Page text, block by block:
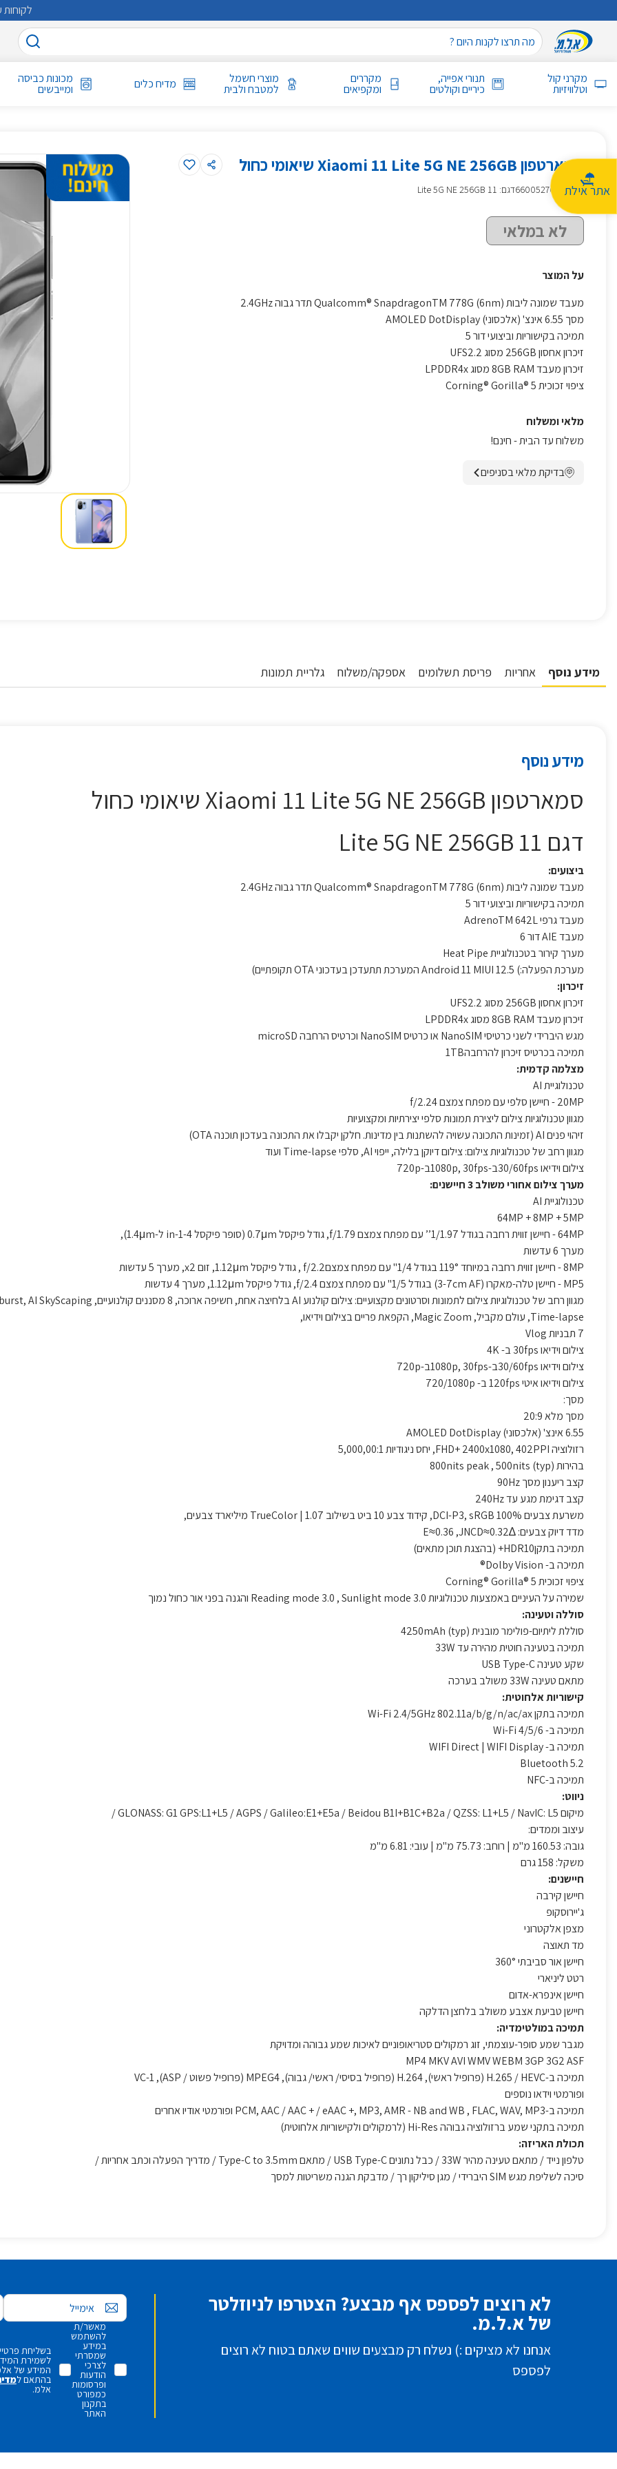
אתר אילת
לקוחות
מקרני קול
וטלוויזיות
תנורי אפייה,
כיריים וקולטים
מקררים
ומקפיאים
מוצרי חשמל
למטבח ולבית מדיח כלים מכונות כביסה
ומייבשים
סמארטפון Xiaomi 11 Lite 5G NE 256GB שיאומי כחול
מק״ט 660052766דגם: 11 Lite 5G NE 256GB
לא במלאי
על המוצר
מעבד שמונה ליבות Qualcomm® SnapdragonTM 778G (6nm) תדר גבוה 2.4GHz
מסך 6.55 אינצ' (אלכסוני) AMOLED DotDisplay
תמיכה בקישוריות וביצועי דור 5
זיכרון אחסון 256GB מסוג UFS2.2
זיכרון מעבד 8GB RAM מסוג LPDDR4x
ציפוי זכוכית Corning® Gorilla® 5
מלאי ומשלוח
משלוח עד הבית - חינם!
בדיקת מלאי בסניפים
מידע נוסף אחריות פריסת תשלומים אספקה/משלוח גלריית תמונות
מידע נוסף
סמארטפון Xiaomi 11 Lite 5G NE 256GB שיאומי כחול
דגם 11 Lite 5G NE 256GB
ביצועים:
מעבד שמונה ליבות Qualcomm® SnapdragonTM 778G (6nm) תדר גבוה 2.4GHz
תמיכה בקישוריות וביצועי דור 5
מעבד גרפי AdrenoTM 642L
מעבד AIE דור 6
מערך קירור בטכנולוגיית Heat Pipe
מערכת הפעלה:) Android 11 MIUI 12.5 המערכת תתעדכן בעדכוני OTA תקופתיים)
זיכרון:
זיכרון אחסון 256GB מסוג UFS2.2
זיכרון מעבד 8GB RAM מסוג LPDDR4x
מגש היברידי לשני כרטיסי NanoSIM או כרטיס NanoSIM וכרטיס הרחבה microSD
תמיכה בכרטיס זיכרון להרחבה1TB
מצלמה קדמית:
טכנולוגיית AI
20MP - חיישן סלפי עם מפתח צמצם f/2.24
מגוון טכנולוגיות צילום ליצירת תמונות סלפי יצירתיות ומקצועיות
זיהוי פנים AI (זמינות התכונה עשויה להשתנות בין מדינות. חלקן יקבלו את התכונה בעדכון תוכנה OTA)
מגוון רחב של טכנולוגיות צילום: צילום דיוקן בלילה, ייפוי AI, סלפי Time-lapse ועוד
צילום וידיאו 30/60fpsב-1080p, 30fpsב-720p
מערך צילום אחורי משולב 3 חיישנים:
טכנולוגיית AI
64MP + 8MP + 5MP
64MP - חיישן זווית רחבה בגודל 1/1.97’’ עם מפתח צמצם f/1.79, גודל פיקסל 0.7μm (סופר פיקסל 4-in-1 ל-1.4μm),
מערך 6 עדשות
8MP - חיישן זווית רחבה במיוחד 119° בגודל 1/4'' עם מפתח צמצםf/2.2 , גודל פיקסל 1.12μm, זום x2, מערך 5 עדשות
MP5 - חיישן טלה-מאקרו (3-7cm AF) בגודל 1/5'' עם מפתח צמצם f/2.4, גודל פיקסל 1.12μm, מערך 4 עדשות
Time-lapse, עולם מקביל, Magic Zoom, הקפאת פריים בצילום וידיאו,
7 תבניות Vlog
צילום וידיאו 30fps ב- 4K
צילום וידיאו 30/60fpsב-1080p, 30fpsב-720p
צילום וידיאו איטי 120fps ב- 720/1080p
מסך:
מסך מלא 20:9
6.55 אינצ' (אלכסוני) AMOLED DotDisplay
רזולוציה FHD+ 2400x1080, 402PPI, יחס ניגודיות 5,000,00:1
בהירות 800nits peak , 500nits (typ)
קצב ריענון מסך 90Hz
קצב דגימת מגע עד 240Hz
משרעת צבעים DCI-P3, sRGB 100%, קידוד צבע 10 ביט בשילוב TrueColor | 1.07 מיליארד צבעים,
מדד דיוק צבעים: ∆E≈0.36 ,JNCD≈0.32
תמיכה בתקןHDR10+ (בהצגת תוכן מתאים)
תמיכה ב- Dolby Vision®
ציפוי זכוכית Corning® Gorilla® 5
שמירה על העיניים באמצעות טכנולוגיות Reading mode 3.0 , Sunlight mode 3.0 והגנה בפני אור כחול נמוך
סוללה וטעינה:
סוללת ליתיום-פולימר מובנית 4250mAh (typ)
תמיכה בטעינה חוטית מהירה עד 33W
שקע טעינה USB Type-C
מתאם טעינה 33W משולב בערכה
קישוריות אלחוטית:
תמיכה בתקן Wi-Fi 2.4/5GHz 802.11a/b/g/n/ac/ax
תמיכה ב- Wi-Fi 4/5/6
תמיכה ב- WIFI Direct | WIFI Display
Bluetooth 5.2
תמיכה ב-NFC
ניווט:
מיקום GLONASS: G1 GPS:L1+L5 / AGPS / Galileo:E1+E5a / Beidou B1I+B1C+B2a / QZSS: L1+L5 / NavIC: L5 /
עיצוב וממדים:
גובה: 160.53 מ"מ | רוחב: 75.73 מ"מ | עובי: 6.81 מ"מ
משקל: 158 גרם
חיישנים:
חיישן קירבה
ג'יירוסקופ
מצפן אלקטרוני
מד תאוצה
חיישן אור סביבתי 360°
רטט ליניארי
חיישן אינפרא-אדום
חיישן טביעת אצבע משולב בלחצן הדלקה
תמיכה במולטימדיה:
מגבר שמע סופר-עוצמתי, זוג רמקולים סטריאופוניים לאיכות שמע גבוהה ומדויקת
MP4 MKV AVI WMV WEBM 3GP 3G2 ASF
תמיכה ב-H.265 / HEVC (פרופיל ראשי), H.264 (פרופיל בסיסי/ ראשי/ גבוה), MPEG4 (פרופיל פשוט / ASP), VC-1
ופורמטי וידאו נוספים
תמיכה ב-PCM, AAC / AAC + / eAAC +, MP3, AMR - NB and WB , FLAC, WAV, MP3 ופורמטי אודיו אחרים
תמיכה בתקני שמע ברזולוציה גבוהה Hi-Res (לרמקולים ולקישוריות אלחוטית)
תכולת האריזה:
טלפון נייד / מתאם טעינה מהיר 33W / כבל נתונים USB Type-C / מתאם Type-C to 3.5mm / מדריך הפעלה וכתב אחריות /
סיכה לשליפת מגש SIM היברידי / מגן סיליקון רך / מדבקת הגנה משריטות למסך
לא רוצים לפספס אף מבצע? הצטרפו לניוזלטר
של א.ל.מ.
אנחנו לא מציקים :) נשלח רק מבצעים שווים שאתם בטוח לא רוצים
לפספס
אימייל
מאשר/ת
להשתמש
במידע
שמסרתי
לצרכי
הודעות
ופרסומות
כמפורט
בתקנון
האתר
בשליחת
לשמירת
המידע של
בהתאם ל
אלמ.